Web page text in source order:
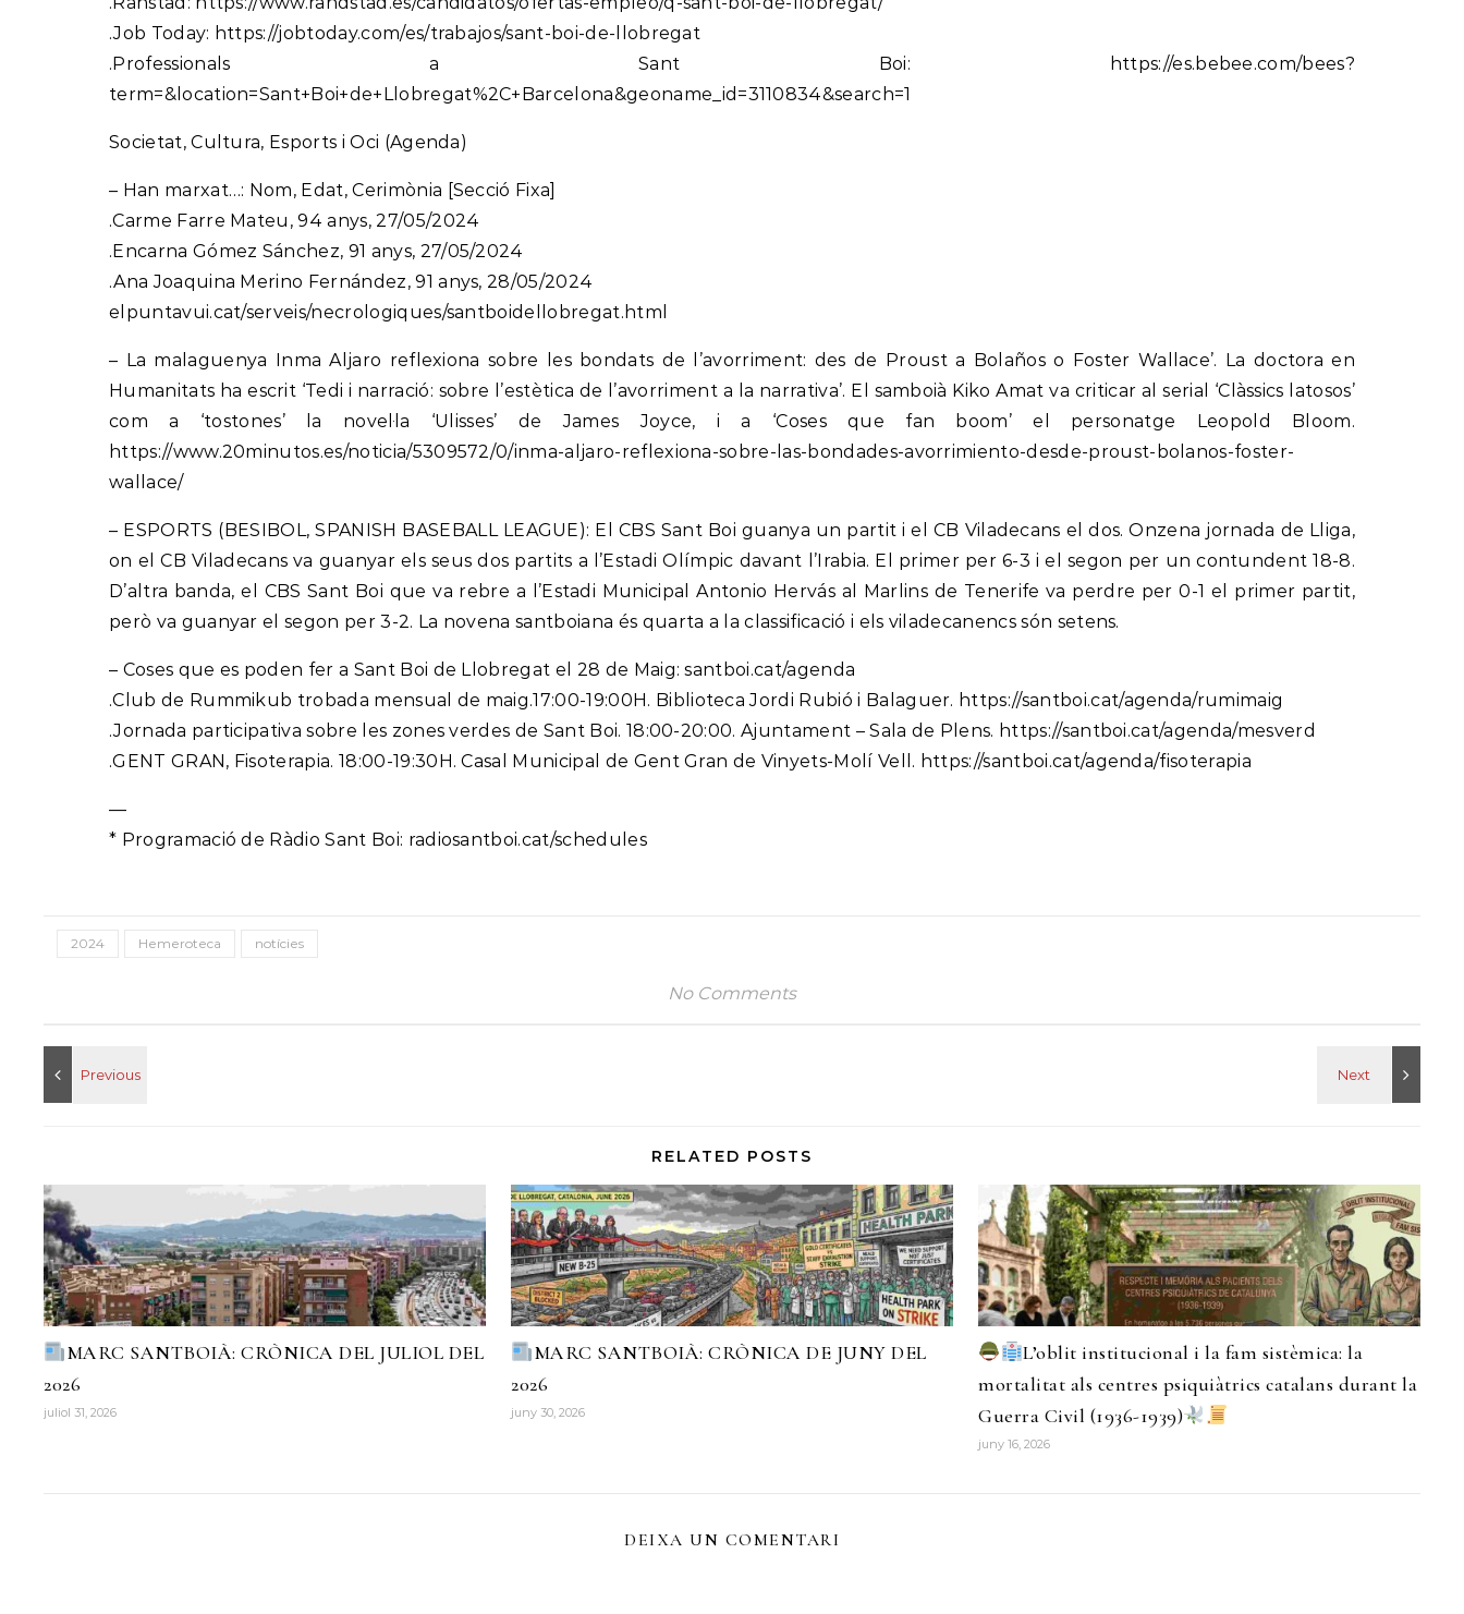
.Job Today: https://jobtoday.com/es/trabajos/sant-boi-de-llobregat
.Professionals a Sant Boi: https://es.bebee.com/bees?
term=&location=Sant+Boi+de+Llobregat%2C+Barcelona&geoname_id=3110834&search=1
Societat, Cultura, Esports i Oci (Agenda)
– Han marxat…: Nom, Edat, Cerimònia [Secció Fixa]
.Carme Farre Mateu, 94 anys, 27/05/2024
.Encarna Gómez Sánchez, 91 anys, 27/05/2024
.Ana Joaquina Merino Fernández, 91 anys, 28/05/2024
elpuntavui.cat/serveis/necrologiques/santboidellobregat.html
– La malaguenya Inma Aljaro reflexiona sobre les bondats de l’avorriment: des de Proust a Bolaños o Foster Wallace’. La doctora en
Humanitats ha escrit ‘Tedi i narració: sobre l’estètica de l’avorriment a la narrativa’. El samboià Kiko Amat va criticar al serial ‘Clàssics latosos’
com a ‘tostones’ la novel·la ‘Ulisses’ de James Joyce, i a ‘Coses que fan boom’ el personatge Leopold Bloom.
https://www.20minutos.es/noticia/5309572/0/inma-aljaro-reflexiona-sobre-las-bondades-avorrimiento-desde-proust-bolanos-foster-
wallace/
– ESPORTS (BESIBOL, SPANISH BASEBALL LEAGUE): El CBS Sant Boi guanya un partit i el CB Viladecans el dos. Onzena jornada de Lliga,
on el CB Viladecans va guanyar els seus dos partits a l’Estadi Olímpic davant l’Irabia. El primer per 6-3 i el segon per un contundent 18-8.
D’altra banda, el CBS Sant Boi que va rebre a l’Estadi Municipal Antonio Hervás al Marlins de Tenerife va perdre per 0-1 el primer partit,
però va guanyar el segon per 3-2. La novena santboiana és quarta a la classificació i els viladecanencs són setens.
– Coses que es poden fer a Sant Boi de Llobregat el 28 de Maig: santboi.cat/agenda
.Club de Rummikub trobada mensual de maig.17:00-19:00H. Biblioteca Jordi Rubió i Balaguer. https://santboi.cat/agenda/rumimaig
.Jornada participativa sobre les zones verdes de Sant Boi. 18:00-20:00. Ajuntament – Sala de Plens. https://santboi.cat/agenda/mesverd
.GENT GRAN, Fisoterapia. 18:00-19:30H. Casal Municipal de Gent Gran de Vinyets-Molí Vell. https://santboi.cat/agenda/fisoterapia
—
* Programació de Ràdio Sant Boi: radiosantboi.cat/schedules
2024 Hemeroteca notícies
No Comments
RELATED POSTS
MARC SANTBOIÀ: CRÒNICA DEL JULIOL DEL
2026
juliol 31, 2026
MARC SANTBOIÀ: CRÒNICA DE JUNY DEL
2026
juny 30, 2026
L’oblit institucional i la fam sistèmica: la
mortalitat als centres psiquiàtrics catalans durant la
Guerra Civil (1936-1939)
juny 16, 2026
DEIXA UN COMENTARI